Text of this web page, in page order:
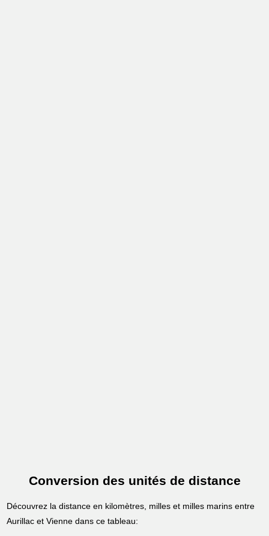
Conversion des unités de distance
Découvrez la distance en kilomètres, milles et milles marins entre
Aurillac et Vienne dans ce tableau: